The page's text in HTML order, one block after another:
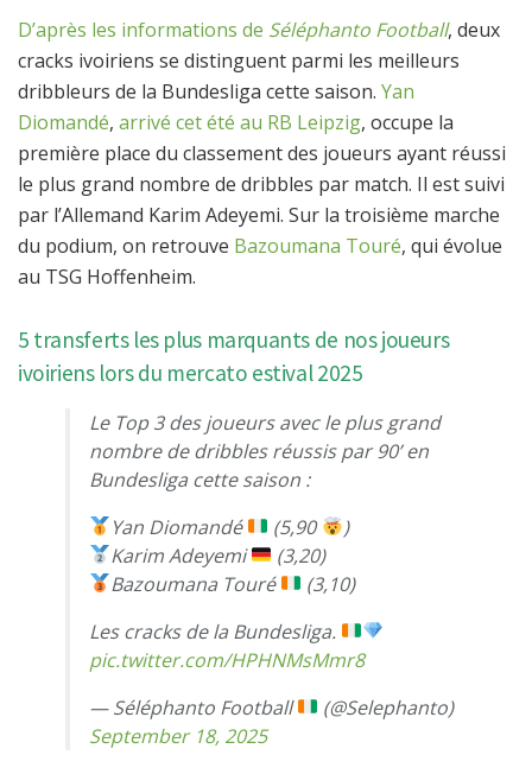
D’après les informations de Séléphanto Football, deux
cracks ivoiriens se distinguent parmi les meilleurs
dribbleurs de la Bundesliga cette saison. Yan
Diomandé, arrivé cet été au RB Leipzig, occupe la
première place du classement des joueurs ayant réussi
le plus grand nombre de dribbles par match. Il est suivi
par l’Allemand Karim Adeyemi. Sur la troisième marche
du podium, on retrouve Bazoumana Touré, qui évolue
au TSG Hoffenheim.
5 transferts les plus marquants de nos joueurs
ivoiriens lors du mercato estival 2025
Le Top 3 des joueurs avec le plus grand
nombre de dribbles réussis par 90’ en
Bundesliga cette saison :
Yan Diomandé
(5,90
)
Karim Adeyemi
(3,20)
Bazoumana Touré
(3,10)
Les cracks de la Bundesliga.
pic.twitter.com/HPHNMsMmr8
— Séléphanto Football
(@Selephanto)
September 18, 2025